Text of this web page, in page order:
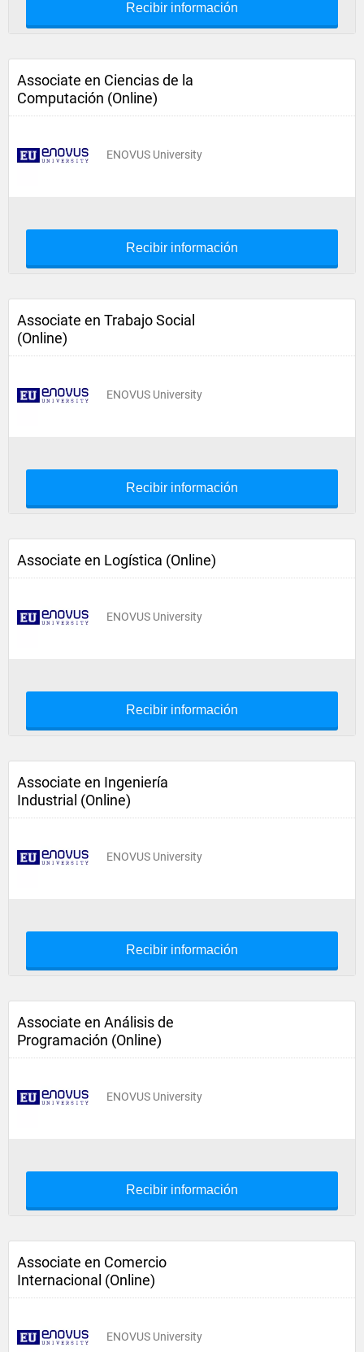
Recibir información
Associate en Ciencias de la
Computación (Online)
ENOVUS University
Recibir información
Associate en Trabajo Social
(Online)
ENOVUS University
Recibir información
Associate en Logística (Online)
ENOVUS University
Recibir información
Associate en Ingeniería
Industrial (Online)
ENOVUS University
Recibir información
Associate en Análisis de
Programación (Online)
ENOVUS University
Recibir información
Associate en Comercio
Internacional (Online)
ENOVUS University